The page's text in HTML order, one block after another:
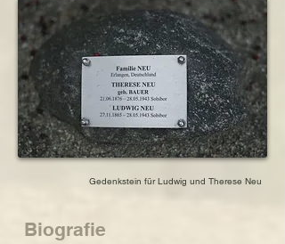
Gedenkstein für Ludwig und Therese Neu
Biografie